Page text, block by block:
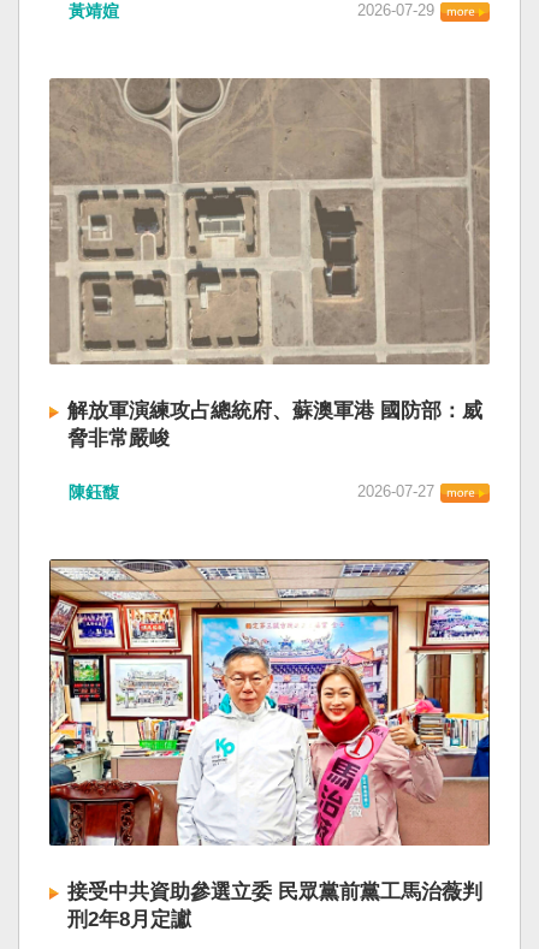
黃靖媗 2026-07-29
解放軍演練攻占總統府、蘇澳軍港 國防部：威
脅非常嚴峻
陳鈺馥 2026-07-27
接受中共資助參選立委 民眾黨前黨工馬治薇判
刑2年8月定讞